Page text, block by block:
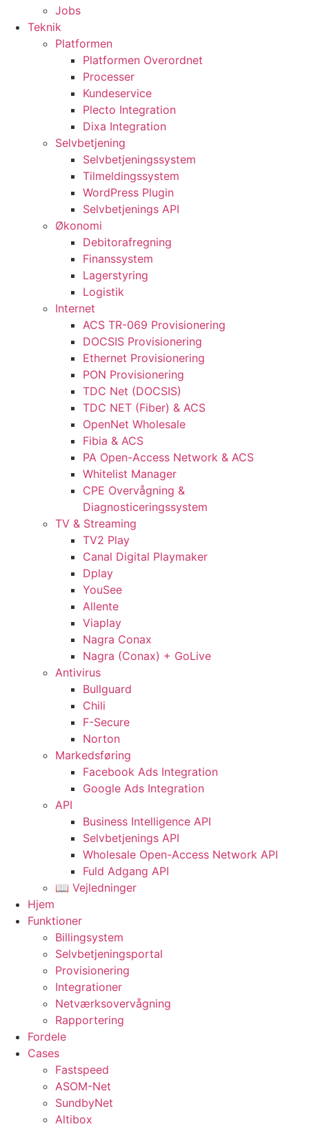
Jobs
Teknik
Platformen
Platformen Overordnet
Processer
Kundeservice
Plecto Integration
Dixa Integration
Selvbetjening
Selvbetjeningssystem
Tilmeldingssystem
WordPress Plugin
Selvbetjenings API
Økonomi
Debitorafregning
Finanssystem
Lagerstyring
Logistik
Internet
ACS TR-069 Provisionering
DOCSIS Provisionering
Ethernet Provisionering
PON Provisionering
TDC Net (DOCSIS)
TDC NET (Fiber) & ACS
OpenNet Wholesale
Fibia & ACS
PA Open-Access Network & ACS
Whitelist Manager
CPE Overvågning &
Diagnosticeringssystem
TV & Streaming
TV2 Play
Canal Digital Playmaker
Dplay
YouSee
Allente
Viaplay
Nagra Conax
Nagra (Conax) + GoLive
Antivirus
Bullguard
Chili
F-Secure
Norton
Markedsføring
Facebook Ads Integration
Google Ads Integration
API
Business Intelligence API
Selvbetjenings API
Wholesale Open-Access Network API
Fuld Adgang API
📖 Vejledninger
Hjem
Funktioner
Billingsystem
Selvbetjeningsportal
Provisionering
Integrationer
Netværksovervågning
Rapportering
Fordele
Cases
Fastspeed
ASOM-Net
SundbyNet
Altibox